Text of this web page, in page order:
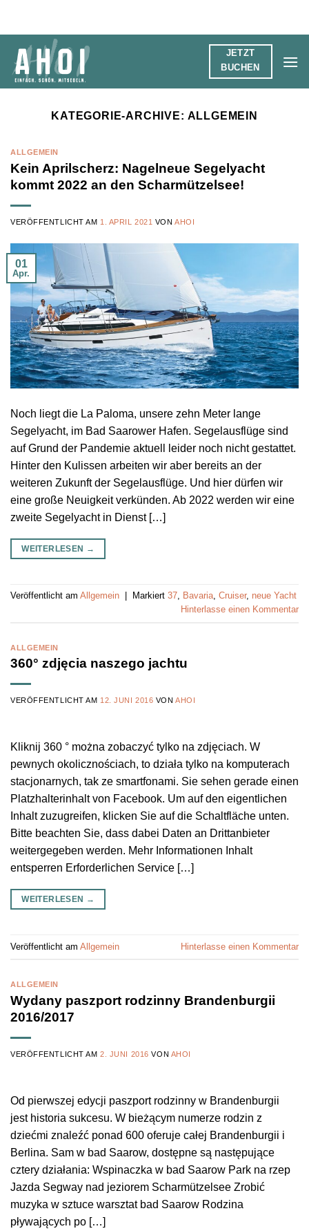
springen
JETZT
BUCHEN
KATEGORIE-ARCHIVE: ALLGEMEIN
ALLGEMEIN
Kein Aprilscherz: Nagelneue Segelyacht
kommt 2022 an den Scharmützelsee!
VERÖFFENTLICHT AM 1. APRIL 2021 VONAHOI
01
Apr.
Noch liegt die La Paloma, unsere zehn Meter lange
Segelyacht, im Bad Saarower Hafen. Segelausflüge sind
auf Grund der Pandemie aktuell leider noch nicht gestattet.
Hinter den Kulissen arbeiten wir aber bereits an der
weiteren Zukunft der Segelausflüge. Und hier dürfen wir
eine große Neuigkeit verkünden. Ab 2022 werden wir eine
zweite Segelyacht in Dienst […]
WEITERLESEN →
Veröffentlicht am Allgemein Markiert 37, Bavaria, Cruiser, neue Yacht
Hinterlasse einen Kommentar
ALLGEMEIN
360° zdjęcia naszego jachtu
VERÖFFENTLICHT AM 12. JUNI 2016 VONAHOI
Kliknij 360 ° można zobaczyć tylko na zdjęciach. W
pewnych okolicznościach, to działa tylko na komputerach
stacjonarnych, tak ze smartfonami. Sie sehen gerade einen
Platzhalterinhalt von Facebook. Um auf den eigentlichen
Inhalt zuzugreifen, klicken Sie auf die Schaltfläche unten.
Bitte beachten Sie, dass dabei Daten an Drittanbieter
weitergegeben werden. Mehr Informationen Inhalt
entsperren Erforderlichen Service […]
WEITERLESEN →
Veröffentlicht am Allgemein Hinterlasse einen Kommentar
ALLGEMEIN
Wydany paszport rodzinny Brandenburgii
2016/2017
VERÖFFENTLICHT AM2. JUNI 2016 VON AHOI
Od pierwszej edycji paszport rodzinny w Brandenburgii
jest historia sukcesu. W bieżącym numerze rodzin z
dziećmi znaleźć ponad 600 oferuje całej Brandenburgii i
Berlina. Sam w bad Saarow, dostępne są następujące
cztery działania: Wspinaczka w bad Saarow Park na rzep
Jazda Segway nad jeziorem Scharmützelsee Zrobić
muzyka w sztuce warsztat bad Saarow Rodzina
pływających po […]